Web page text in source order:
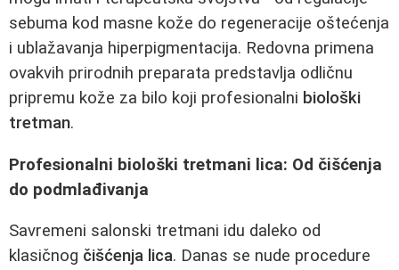
sebuma kod masne kože do regeneracije oštećenja
i ublažavanja hiperpigmentacija. Redovna primena
ovakvih prirodnih preparata predstavlja odličnu
pripremu kože za bilo koji profesionalni biološki
tretman.
Profesionalni biološki tretmani lica: Od čišćenja
do podmlađivanja
Savremeni salonski tretmani idu daleko od
klasičnog čišćenja lica. Danas se nude procedure